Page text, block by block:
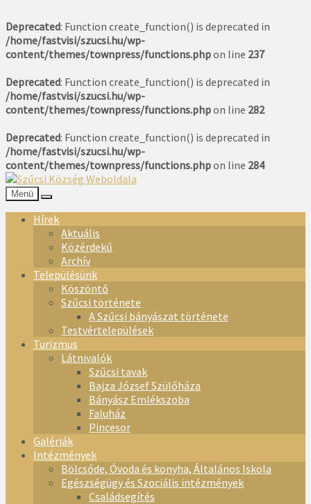
Deprecated: Function create_function() is deprecated in
/home/fastvisi/szucsi.hu/wp-
content/themes/townpress/functions.phpon line 237
Deprecated: Function create_function() is deprecated in
/home/fastvisi/szucsi.hu/wp-
content/themes/townpress/functions.phpon line 282
Deprecated: Function create_function() is deprecated in
/home/fastvisi/szucsi.hu/wp-
content/themes/townpress/functions.phpon line 284
Menü
Hírek
Aktuális
Közérdekű
Archív
Településünk
Köszöntő
Szűcsi története
A Szűcsi bányászat története
Testvértelepülések
Turizmus
Látnivalók
Szűcsi tavak
Bajza József Szülőháza
Bányász Emlékszoba
Faluház
Pincesor
Galériák
Intézmények
Bölcsőde, Óvoda és konyha, Általános Iskola
Egészségügy és Szociális intézmények
Családsegítés